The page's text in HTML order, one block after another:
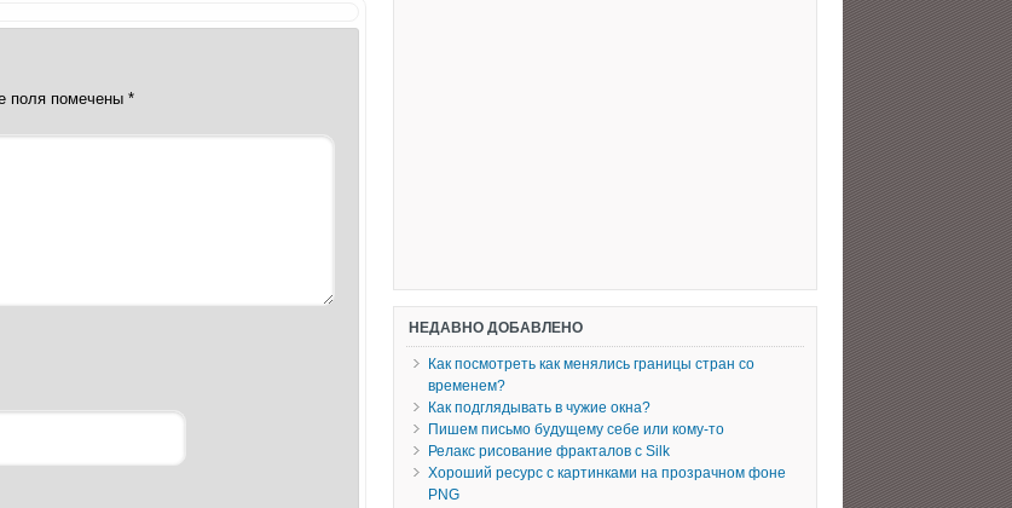
поля помечены *
НЕДАВНО ДОБАВЛЕНО
Как посмотреть как менялись границы стран со
временем?
Как подглядывать в чужие окна?
Пишем письмо будущему себе или кому-то
Релакс рисование фракталов с Silk
Хороший ресурс с картинками на прозрачном фоне
PNG